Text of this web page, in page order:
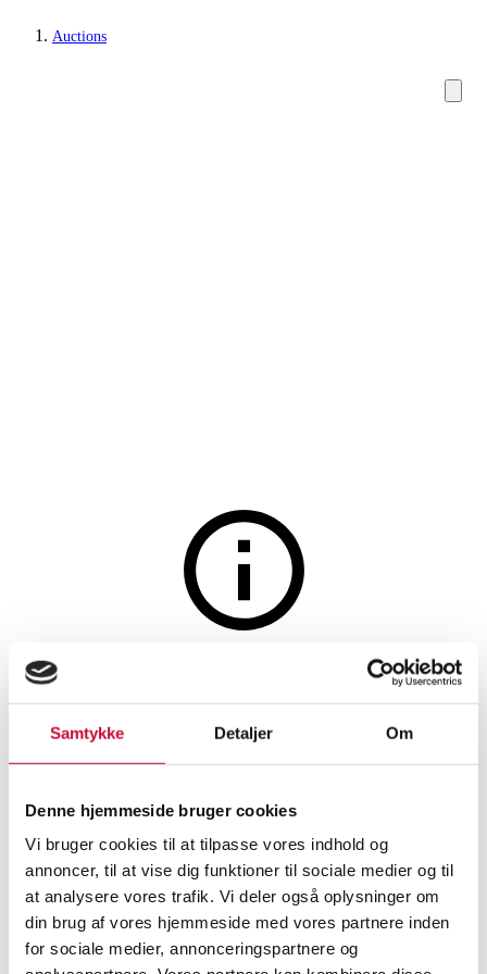
Samtykke Detaljer Om
Denne hjemmeside bruger cookies
Vi bruger cookies til at tilpasse vores indhold og
annoncer, til at vise dig funktioner til sociale medier og til
at analysere vores trafik. Vi deler også oplysninger om
din brug af vores hjemmeside med vores partnere inden
for sociale medier, annonceringspartnere og
Auctions
Necklaces, pendants
Pompus: A necklace with a
'Faith' cross of 14k gold with
24.3 g.
SHOWROOM
Roskilde
ESTIMATE
DKK 20,000
ITEM NUMBER
6586708